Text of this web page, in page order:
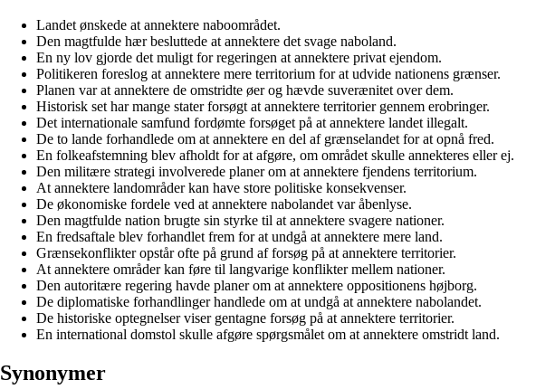
Landet ønskede at annektere naboområdet.
Den magtfulde hær besluttede at annektere det svage naboland.
En ny lov gjorde det muligt for regeringen at annektere privat ejendom.
Politikeren foreslog at annektere mere territorium for at udvide nationens grænser.
Planen var at annektere de omstridte øer og hævde suverænitet over dem.
Historisk set har mange stater forsøgt at annektere territorier gennem erobringer.
Det internationale samfund fordømte forsøget på at annektere landet illegalt.
De to lande forhandlede om at annektere en del af grænselandet for at opnå fred.
En folkeafstemning blev afholdt for at afgøre, om området skulle annekteres eller ej.
Den militære strategi involverede planer om at annektere fjendens territorium.
At annektere landområder kan have store politiske konsekvenser.
De økonomiske fordele ved at annektere nabolandet var åbenlyse.
Den magtfulde nation brugte sin styrke til at annektere svagere nationer.
En fredsaftale blev forhandlet frem for at undgå at annektere mere land.
Grænsekonflikter opstår ofte på grund af forsøg på at annektere territorier.
At annektere områder kan føre til langvarige konflikter mellem nationer.
Den autoritære regering havde planer om at annektere oppositionens højborg.
De diplomatiske forhandlinger handlede om at undgå at annektere nabolandet.
De historiske optegnelser viser gentagne forsøg på at annektere territorier.
En international domstol skulle afgøre spørgsmålet om at annektere omstridt land.
Synonymer